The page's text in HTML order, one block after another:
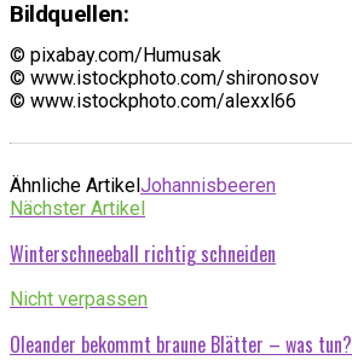
Bildquellen:
© pixabay.com/Humusak
© www.istockphoto.com/shironosov
© www.istockphoto.com/alexxl66
Ähnliche ArtikelJohannisbeeren
Nächster Artikel
Winterschneeball richtig schneiden
Nicht verpassen
Oleander bekommt braune Blätter – was tun?